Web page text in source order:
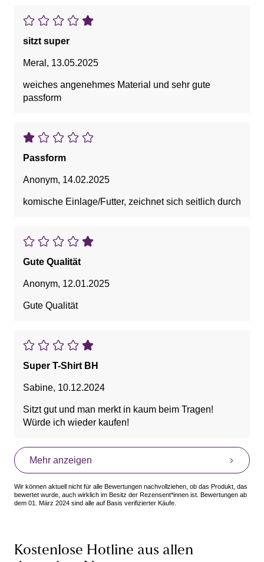
sitzt super
Meral , 13.05.2025
weiches angenehmes Material und sehr gute
passform
Passform
Anonym, 14.02.2025
komische Einlage/Futter, zeichnet sich seitlich durch
Gute Qualität
Anonym, 12.01.2025
Gute Qualität
Super T-Shirt BH
Sabine, 10.12.2024
Sitzt gut und man merkt in kaum beim Tragen!
Würde ich wieder kaufen!
Mehr anzeigen
Wir können aktuell nicht für alle Bewertungen nachvollziehen, ob das Produkt, das
bewertet wurde, auch wirklich im Besitz der Rezensent*innen ist. Bewertungen ab
dem 01. März 2024 sind alle auf Basis verifizierter Käufe.
Kostenlose Hotline aus allen